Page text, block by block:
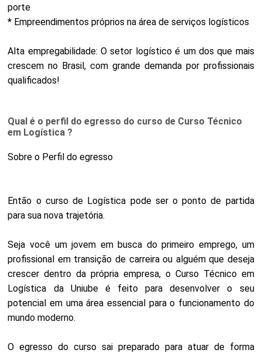
porte
* Empreendimentos próprios na área de serviços logísticos
Alta empregabilidade: O setor logístico é um dos que mais
crescem no Brasil, com grande demanda por profissionais
qualificados!
Qual é o perfil do egresso do curso de Curso Técnico
em Logística ?
Sobre o Perfil do egresso
Então o curso de Logística pode ser o ponto de partida
para sua nova trajetória.
Seja você um jovem em busca do primeiro emprego, um
profissional em transição de carreira ou alguém que deseja
crescer dentro da própria empresa, o Curso Técnico em
Logística da Uniube é feito para desenvolver o seu
potencial em uma área essencial para o funcionamento do
mundo moderno.
O egresso do curso sai preparado para atuar de forma